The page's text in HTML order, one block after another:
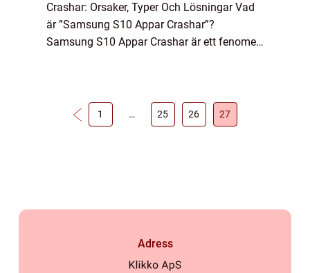
Crashar: Orsaker, Typer Och Lösningar Vad
är ”Samsung S10 Appar Crashar”?
Samsung S10 Appar Crashar är ett fenomen
1 … 25 26 27
Adress